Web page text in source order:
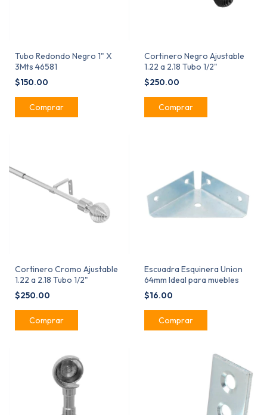
Tubo Redondo Negro 1" X
3Mts 46581
$150.00
Cortinero Negro Ajustable
1.22 a 2.18 Tubo 1/2"
$250.00
Cortinero Cromo Ajustable
1.22 a 2.18 Tubo 1/2"
$250.00
Escuadra Esquinera Union
64mm Ideal para muebles
$16.00